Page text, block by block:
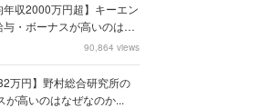
年収2000万円超】キーエン
与・ボーナスが高いのはな
90,864 views
万円】野村総合研究所の
が高いのはなぜなのか...